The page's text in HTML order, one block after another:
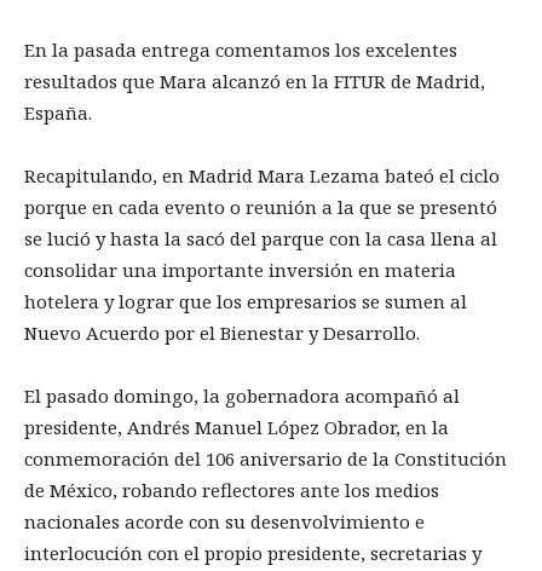
En la pasada entrega comentamos los excelentes
resultados que Mara alcanzó en la FITUR de Madrid,
España.
Recapitulando, en Madrid Mara Lezama bateó el ciclo
porque en cada evento o reunión a la que se presentó
se lució y hasta la sacó del parque con la casa llena al
consolidar una importante inversión en materia
hotelera y lograr que los empresarios se sumen al
Nuevo Acuerdo por el Bienestar y Desarrollo.
El pasado domingo, la gobernadora acompañó al
presidente, Andrés Manuel López Obrador, en la
conmemoración del 106 aniversario de la Constitución
de México, robando reflectores ante los medios
nacionales acorde con su desenvolvimiento e
interlocución con el propio presidente, secretarias y